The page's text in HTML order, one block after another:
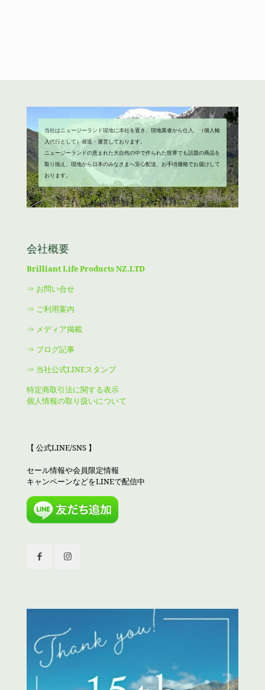
当社はニュージーランド現地に本社を置き、現地業者から仕入、（個人輸
入代行として）発送・運営しております。
ニュージーランドの恵まれた大自然の中で作られた世界でも話題の商品を
取り揃え、現地から日本のみなさまへ安心配送、お手頃価格でお届けして
おります。
会社概要
Brilliant Life Products NZ.LTD
⇒ お問い合せ
⇒ ご利用案内
⇒ メディア掲載
⇒ ブログ記事
⇒ 当社公式LINEスタンプ
特定商取引法に関する表示
個人情報の取り扱いについて
【 公式LINE/SNS 】
セール情報や会員限定情報
キャンペーンなどをLINEで配信中